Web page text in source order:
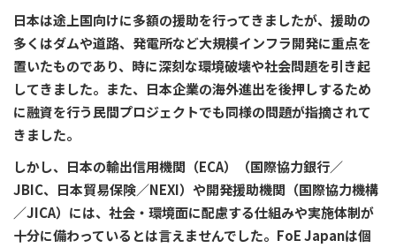
日本は途上国向けに多額の援助を行ってきましたが、援助の
多くはダムや道路、発電所など大規模インフラ開発に重点を
置いたものであり、時に深刻な環境破壊や社会問題を引き起
してきました。また、日本企業の海外進出を後押しするため
に融資を行う民間プロジェクトでも同様の問題が指摘されて
きました。
しかし、日本の輸出信用機関（ECA）（国際協力銀行／
JBIC、日本貿易保険／NEXI）や開発援助機関（国際協力機構
／JICA）には、社会・環境面に配慮する仕組みや実施体制が
十分に備わっているとは言えませんでした。FoE Japanは個